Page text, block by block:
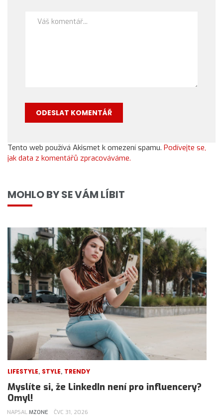
Tento web používá Akismet k omezení spamu. Podívejte se,
jak data z komentářů zpracováváme.
MOHLO BY SE VÁM LÍBIT
LIFESTYLE, STYLE, TRENDY
Myslíte si, že LinkedIn není pro influencery?
Omyl!
NAPSAL MZONE ČVC 31, 2026